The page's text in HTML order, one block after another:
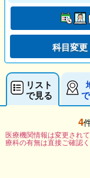
科目変更
リスト
で見る
4
医療機関情報は変更され
療科の有無は直接ご確認